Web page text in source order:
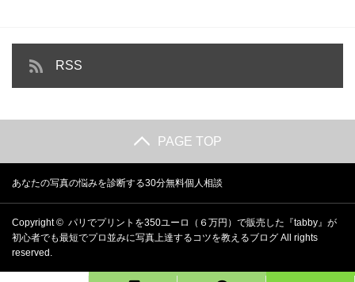
RSS
PAGE TOP
あなたの写真の悩みを診断する30分無料個人相談
Copyright © パリでプリントを350ユーロ（６万円）で販売した『tabby』が
初心者でも最短でプロ並みに写真上達するコツを教えるブログ All rights
reserved.